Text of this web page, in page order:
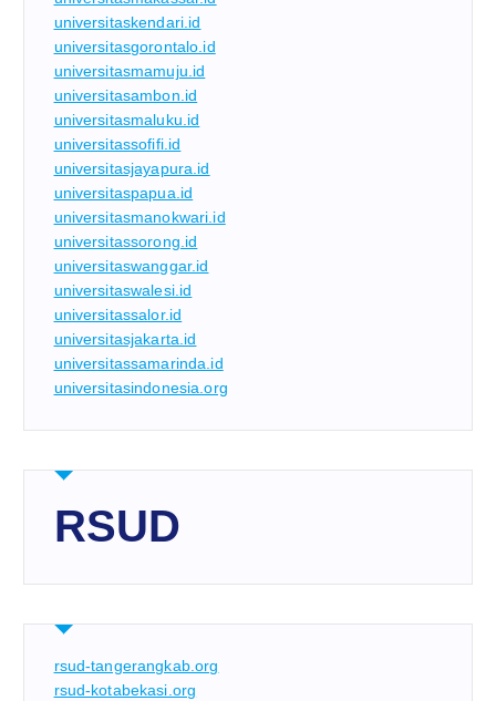
universitaskendari.id
universitasgorontalo.id
universitasmamuju.id
universitasambon.id
universitasmaluku.id
universitassofifi.id
universitasjayapura.id
universitaspapua.id
universitasmanokwari.id
universitassorong.id
universitaswanggar.id
universitaswalesi.id
universitassalor.id
universitasjakarta.id
universitassamarinda.id
universitasindonesia.org
RSUD
rsud-tangerangkab.org
rsud-kotabekasi.org